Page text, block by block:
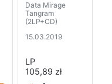
Data Mirage
Tangram
(2LP+CD)
15.03.2019
LP
105,89 zł